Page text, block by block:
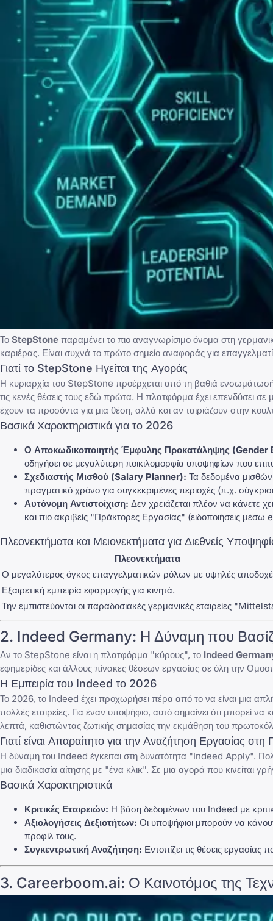
Το StepStone παραμένει το πιο αναγνωρίσιμο όνομα στη
καριέρας. Είναι συχνά το πρώτο σημείο αναφοράς για
Γιατί το StepStone Ηγείται της Αγοράς
Η κυριαρχία του StepStone προέρχεται από τη βαθιά ενσωμάτωσή
τις κενές θέσεις τους εδώ πρώτα. Η πλατφόρμα έχει επενδύσει
έχουν τα προσόντα για μια θέση, αλλά και αν ταιριάζουν στην
Βασικά Χαρακτηριστικά για το 2026
Ο Αποκωδικοποιητής Έμφυλης Προκατάληψης (Gender
οδηγήσει σε μεγαλύτερη ποικιλομορφία υποψηφίων που
Σχεδιαστής Μισθού (Salary Planner): Τα δεδομένα
πραγματικό χρόνο για συγκεκριμένες περιοχές (π.χ.
Αυτόνομη Αντιστοίχιση: Δεν χρειάζεται πλέον να κάνετε
και πιο ακριβείς "Πράκτορες Εργασίας" (ειδοποιήσεις μέσω
Πλεονεκτήματα και Μειονεκτήματα για Διεθνείς
Πλεονεκτήματα
Ο μεγαλύτερος όγκος επαγγελματικών ρόλων με υψηλές
Εξαιρετική εμπειρία εφαρμογής για κινητά.
Την εμπιστεύονται οι παραδοσιακές γερμανικές εταιρείες
2. Indeed Germany: Η Δύναμη που
Αν το StepStone είναι η πλατφόρμα "κύρους", το Indeed
εφημερίδες και άλλους πίνακες θέσεων εργασίας σε όλη την
Η Εμπειρία του Indeed το 2026
Το 2026, το Indeed έχει προχωρήσει πέρα από το να είναι μια
πολλές εταιρείες. Για έναν υποψήφιο, αυτό σημαίνει ότι μπορεί
λεπτά, καθιστώντας ζωτικής σημασίας την εκμάθηση του
Γιατί είναι Απαραίτητο για την Αναζήτηση Εργασίας στη
Η δύναμη του Indeed έγκειται στη δυνατότητα "Indeed Apply".
μια διαδικασία αίτησης με "ένα κλικ". Σε μια αγορά που κινείται
Βασικά Χαρακτηριστικά
Κριτικές Εταιρειών: Η βάση δεδομένων του Indeed με
Αξιολογήσεις Δεξιοτήτων: Οι υποψήφιοι μπορούν να
προφίλ τους.
Συγκεντρωτική Αναζήτηση: Εντοπίζει τις θέσεις
3. Careerboom.ai: Ο Καινοτόμος της